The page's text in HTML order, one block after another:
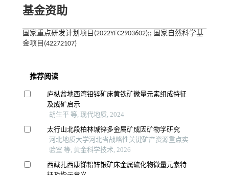
基金资助
国家重点研发计划项目(2022YFC2903602);; 国家自然科学基
金项目(42272107)